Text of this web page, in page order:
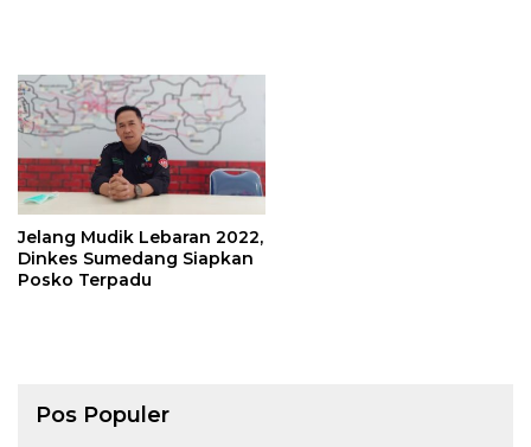
Jelang Mudik Lebaran 2022,
Dinkes Sumedang Siapkan
Posko Terpadu
Pos Populer